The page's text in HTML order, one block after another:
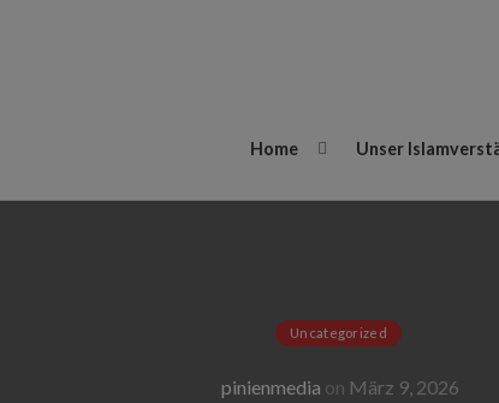
Home Unser
Uncategorized
pinienmedia on März 9, 2026